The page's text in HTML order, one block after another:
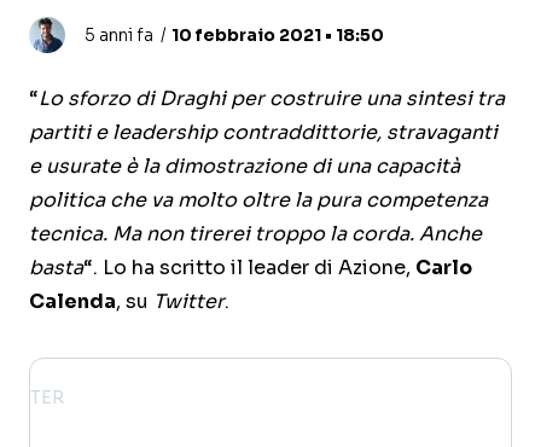
5 anni fa 10 febbraio 2021 • 18:50
“Lo sforzo di Draghi per costruire una sintesi tra
partiti e leadership contraddittorie, stravaganti
e usurate è la dimostrazione di una capacità
politica che va molto oltre la pura competenza
tecnica. Ma non tirerei troppo la corda. Anche
basta“. Lo ha scritto il leader di Azione, Carlo
Calenda, su Twitter.